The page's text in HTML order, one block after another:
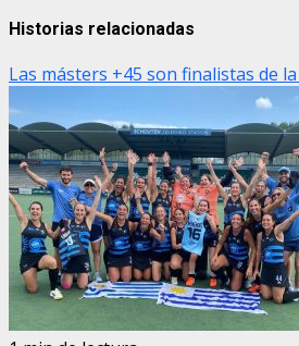
Historias relacionadas
Las másters +45 son finalistas de